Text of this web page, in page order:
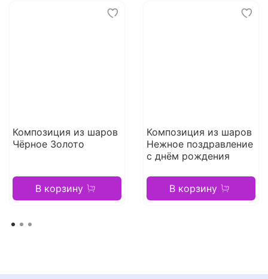
Композиция из шаров
Чёрное Золото
В корзину
Композиция из шаров
Нежное поздравление
с днём рождения
В корзину